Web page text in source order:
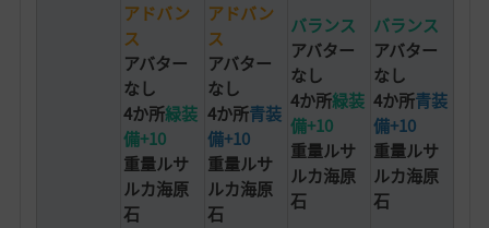
アドバン
ス
アバター
なし
4か所緑装
備+10
重量ルサ
ルカ海原
石
アドバン
ス
アバター
なし
4か所青装
備+10
重量ルサ
ルカ海原
石
バランス
アバター
なし
4か所緑装
備+10
重量ルサ
ルカ海原
石
バランス
アバター
なし
4か所青装
備+10
重量ルサ
ルカ海原
石